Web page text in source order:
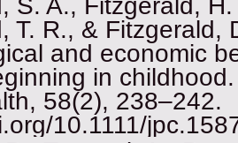
S. A., Fitzgerald,
T. R., & Fitzgerald,
and economic
in
58(2), 238–242.
10.1111/